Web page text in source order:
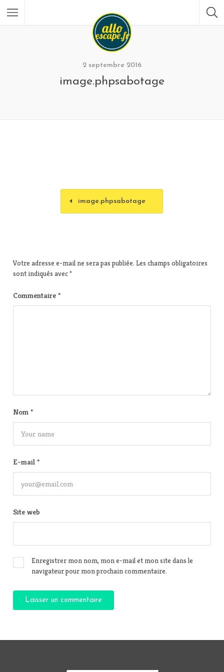
2 septembre 2016
image.phpsabotage
image.phpsabotage
Votre adresse e-mail ne sera pas publiée. Les champs obligatoires
sont indiqués avec*
Commentaire *
Nom *
E-mail *
Site web
Enregistrer mon nom, mon e-mail et mon site dans le
navigateur pour mon prochain commentaire.